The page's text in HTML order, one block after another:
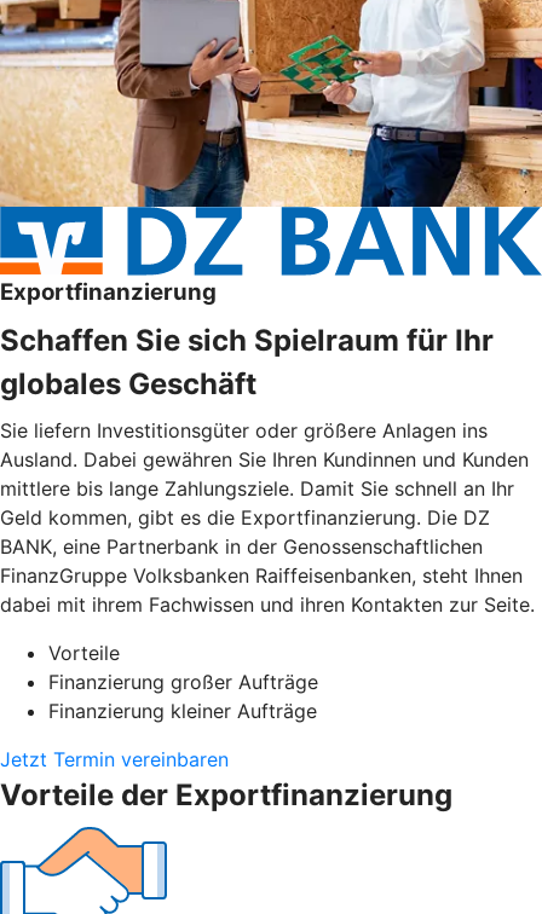
Exportfinanzierung
Schaffen Sie sich Spielraum für Ihr
globales Geschäft
Sie liefern Investitionsgüter oder größere Anlagen ins
Ausland. Dabei gewähren Sie Ihren Kundinnen und Kunden
mittlere bis lange Zahlungsziele. Damit Sie schnell an Ihr
Geld kommen, gibt es die Exportfinanzierung. Die DZ
BANK, eine Partnerbank in der Genossenschaftlichen
FinanzGruppe Volksbanken Raiffeisenbanken, steht Ihnen
dabei mit ihrem Fachwissen und ihren Kontakten zur Seite.
Vorteile
Finanzierung großer Aufträge
Finanzierung kleiner Aufträge
Jetzt Termin vereinbaren
Vorteile der Exportfinanzierung